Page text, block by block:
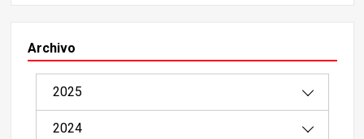
Archivo
2025
08/2025（1）
2024